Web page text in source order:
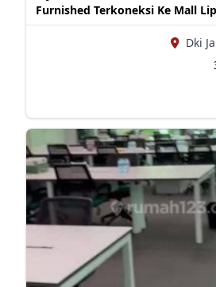
Furnished Terkoneksi Ke Mall
Dki